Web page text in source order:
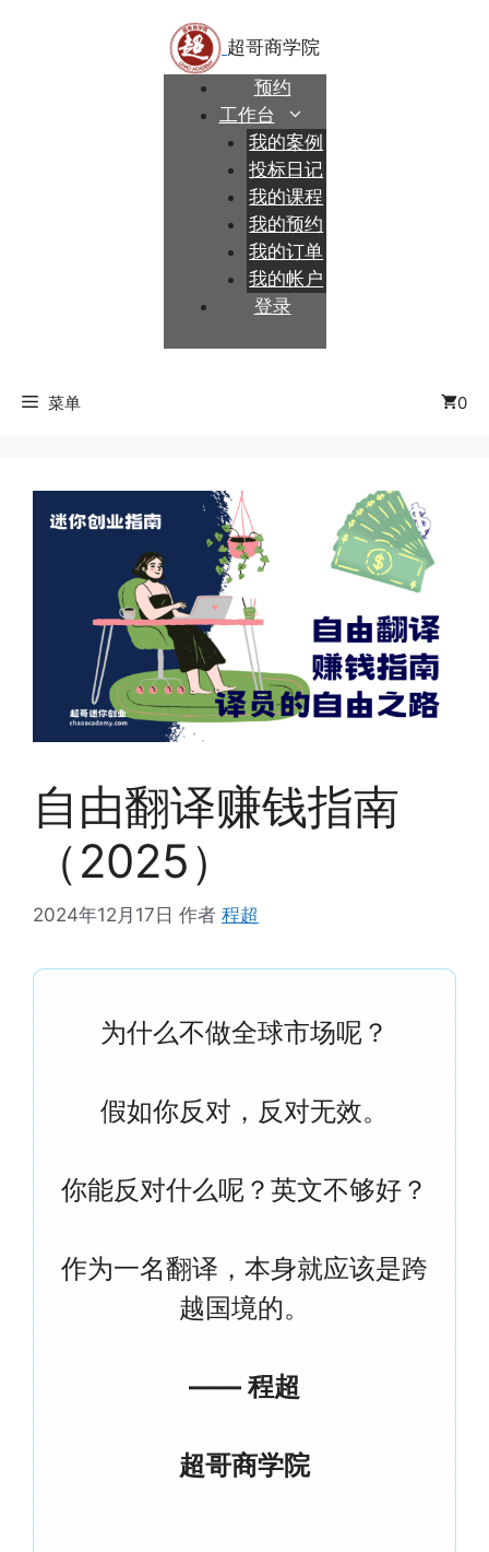
预约
工作台
我的案例
投标日记
我的课程
我的预约
我的订单
我的帐户
登录
菜单 0
自由翻译赚钱指南
（2025）
2024年12月17日 作者 程超
为什么不做全球市场呢？
假如你反对，反对无效。
你能反对什么呢？英文不够好？
作为一名翻译，本身就应该是跨
越国境的。
—— 程超
超哥商学院